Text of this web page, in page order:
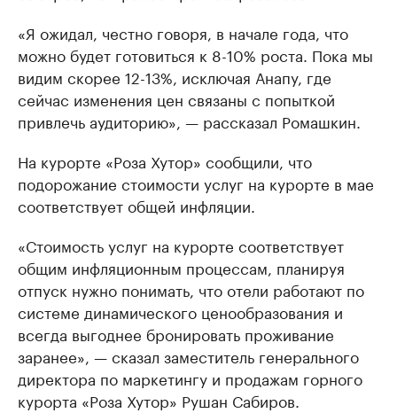
«Я ожидал, честно говоря, в начале года, что
можно будет готовиться к 8-10% роста. Пока мы
видим скорее 12-13%, исключая Анапу, где
сейчас изменения цен связаны с попыткой
привлечь аудиторию», — рассказал Ромашкин.
На курорте «Роза Хутор» сообщили, что
подорожание стоимости услуг на курорте в мае
соответствует общей инфляции.
«Стоимость услуг на курорте соответствует
общим инфляционным процессам, планируя
отпуск нужно понимать, что отели работают по
системе динамического ценообразования и
всегда выгоднее бронировать проживание
заранее», — сказал заместитель генерального
директора по маркетингу и продажам горного
курорта «Роза Хутор» Рушан Сабиров.